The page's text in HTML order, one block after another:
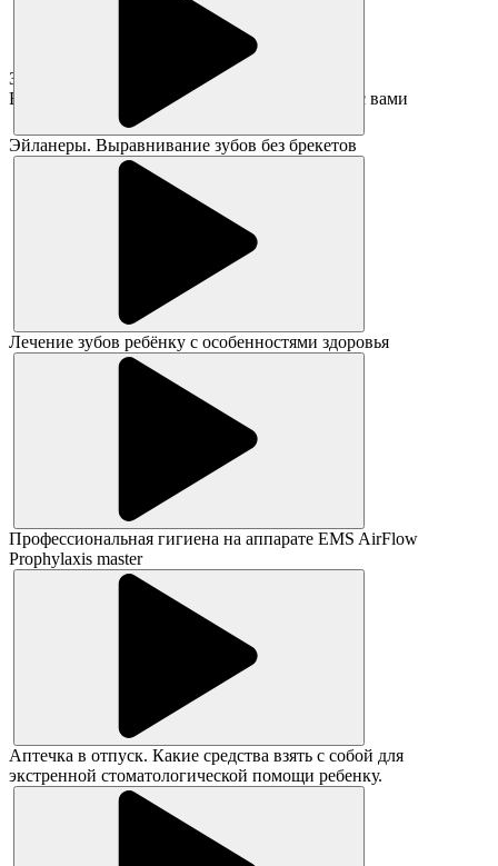
Эйланеры. Выравнивание зубов без брекетов
Лечение зубов ребёнку с особенностями здоровья
Профессиональная гигиена на аппарате EMS AirFlow
Prophylaxis master
Аптечка в отпуск. Какие средства взять с собой для
экстренной стоматологической помощи ребенку.
Заявка принята!
В ближайшее время администратор свяжется с вами